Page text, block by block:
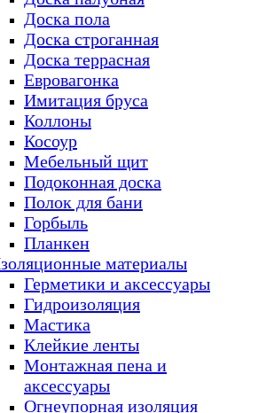
Доска пола
Доска строганная
Доска террасная
Евровагонка
Имитация бруса
Коллоны
Косоур
Мебельный щит
Подоконная доска
Полок для бани
Горбыль
Планкен
материалы
Герметики и аксессуары
Гидроизоляция
Мастика
Клейкие ленты
Монтажная пена и
аксессуары
Огнеупорная изоляция